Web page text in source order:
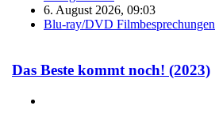
6. August 2026, 09:03
Blu-ray/DVD Filmbesprechungen
Das Beste kommt noch! (2023)